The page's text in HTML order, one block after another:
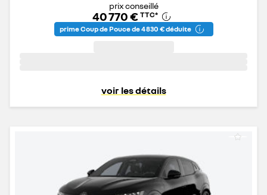
prix conseillé
40 770 € TTC*
prime Coup de Pouce de 4 830 € déduite
voir les détails